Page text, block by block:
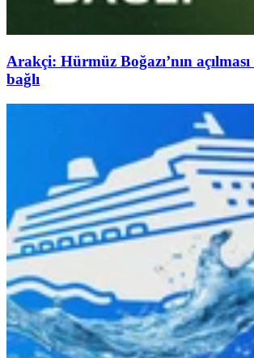
Arakçi: Hürmüz Boğazı’nın
bağlı